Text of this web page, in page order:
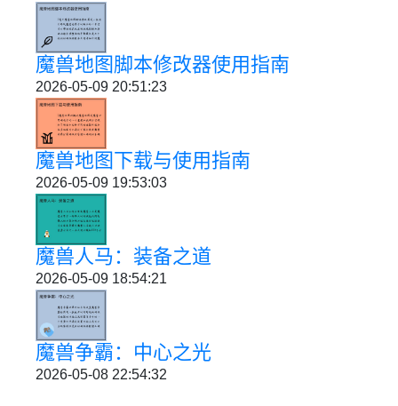
魔兽地图脚本修改器使用指南
2026-05-09 20:51:23
魔兽地图下载与使用指南
2026-05-09 19:53:03
魔兽人马：装备之道
2026-05-09 18:54:21
魔兽争霸：中心之光
2026-05-08 22:54:32